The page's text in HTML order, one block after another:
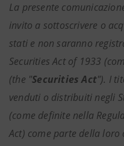
La presente
invito a sottoscrivere o
stati e non saranno
Securities Act of 1933
(the "Securities Act"). I
venduti o distribuiti negli
(come definite nella
Act) come parte della